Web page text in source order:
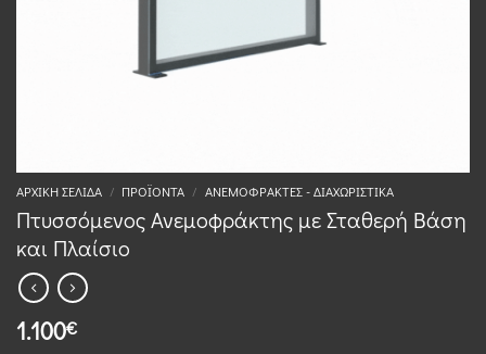
ΑΡΧΙΚΉ ΣΕΛΊΔΑ / ΠΡΟΪΌΝΤΑ / ΑΝΕΜΟΦΡΆΚΤΕΣ - ΔΙΑΧΩΡΙΣΤΙΚΆ
Πτυσσόμενος Ανεμοφράκτης με Σταθερή Βάση
και Πλαίσιο
1.100€